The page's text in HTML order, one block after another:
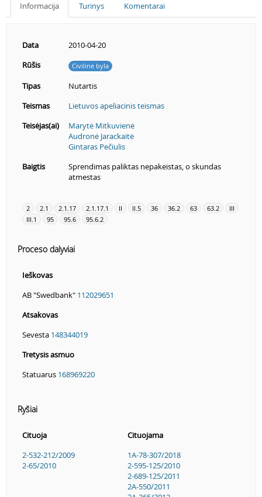
Informacija Turinys Komentarai
Data
2010-04-20
Rūšis
Civilinė byla
Tipas
Nutartis
Teismas
Lietuvos apeliacinis teismas
Teisėjas(ai)
Marytė Mitkuvienė
Audronė Jarackaitė
Gintaras Pečiulis
Baigtis
Sprendimas paliktas nepakeistas, o skundas
atmestas
2 2.1 2.1.17 2.1.17.1 II II.5 36 36.2 63 63.2
III
III.1
95 95.6 95.6.2
Proceso dalyviai
Ieškovas
AB "Swedbank" 112029651
Atsakovas
Sevesta 148344019
Tretysis asmuo
Statuarus 168969220
Ryšiai
Cituoja
Cituojama
2-532-212/2009
2-65/2010
1A-78-307/2018
2-595-125/2010
2-689-125/2011
2A-550/2011